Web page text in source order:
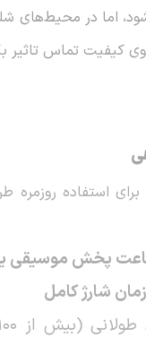
اما در محیط‌های
کیفیت تماس تاثیر
استفاده روزمره